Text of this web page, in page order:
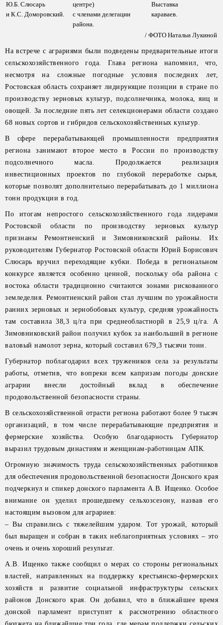
Ю.Б. Слюсарь
и К.С. Доморовский.
центре)
с членами делегации
района.
Выставка
караваев.
/ ФОТО Натальи Лукиной
На встрече с аграриями были подведены предварительные итоги
сельскохозяйственного года. Глава региона напомнил, что,
несмотря на сложные погодные условия последних лет,
Ростовская область сохраняет лидирующие позиции в стране по
производству зерновых культур, подсолнечника, молока, яиц и
овощей. За последние пять лет селекционерами области создано
68 новых сортов и гибридов сельскохозяйственных культур.
В сфере перерабатывающей промышленности предприятия
региона занимают второе место в России по производству
подсолнечного масла. Продолжается реализация
инвестиционных проектов по глубокой переработке сырья,
которые позволят дополнительно перерабатывать до 1 миллиона
тонн продукции в год.
По итогам непростого сельскохозяйственного года лидерами
Ростовской области по производству зерновых культур
признаны Ремонтненский и Зимовниковский районы. Их
руководителям Губернатор Ростовской области Юрий Борисович
Слюсарь вручил переходящие кубки. Победа в региональном
конкурсе является особенно ценной, поскольку оба района с
востока области традиционно считаются зонами рискованного
земледелия. Ремонтненский район стал лучшим по урожайности
ранних зерновых и зернобобовых культур, средняя урожайность
там составила 38,3 ц/га при среднеобластнорй в 25,9 ц/га. А
Зимовниковский район получил кубок за наибольший в регионе
валовый намолот зерна, который составил 679,3 тысячи тонн.
Губернатор поблагодарил всех тружеников села за результаты
работы, отметив, что вопреки всем капризам погоды донские
аграрии внесли достойный вклад в обеспечение
продовольственной безопасности страны.
В сельскохозяйственной отрасти региона работают более 9 тысяч
организаций, в том числе перерабатывающие предприятия и
фермерские хозяйства. Особую благодарность Губернатор
выразил трудовым династиям и женщинам-работницам АПК.
Огромную значимость труда сельскохозяйственных работников
для обеспечения продовольственной безопасности Донского края
подчеркнул и спикер донского парламента А.В. Ищенко. Особое
внимание он уделил прошедшему сельхозсезону, назвав его
настоящим вызовом для аграриев:
– Вы справились с тяжелейшим ударом. Тот урожай, который
был выращен и собран в таких неблагоприятных условиях – это
очень и очень хороший результат.
А.В. Ищенко также сообщил о мерах со стороны региональных
властей, направленных на поддержку крестьянско-фермерских
хозяйств и развитие социальной инфраструктуры сельских
районов Донского края. Он добавил, что в ближайшее время
донской парламент приступит к рассмотрению областного